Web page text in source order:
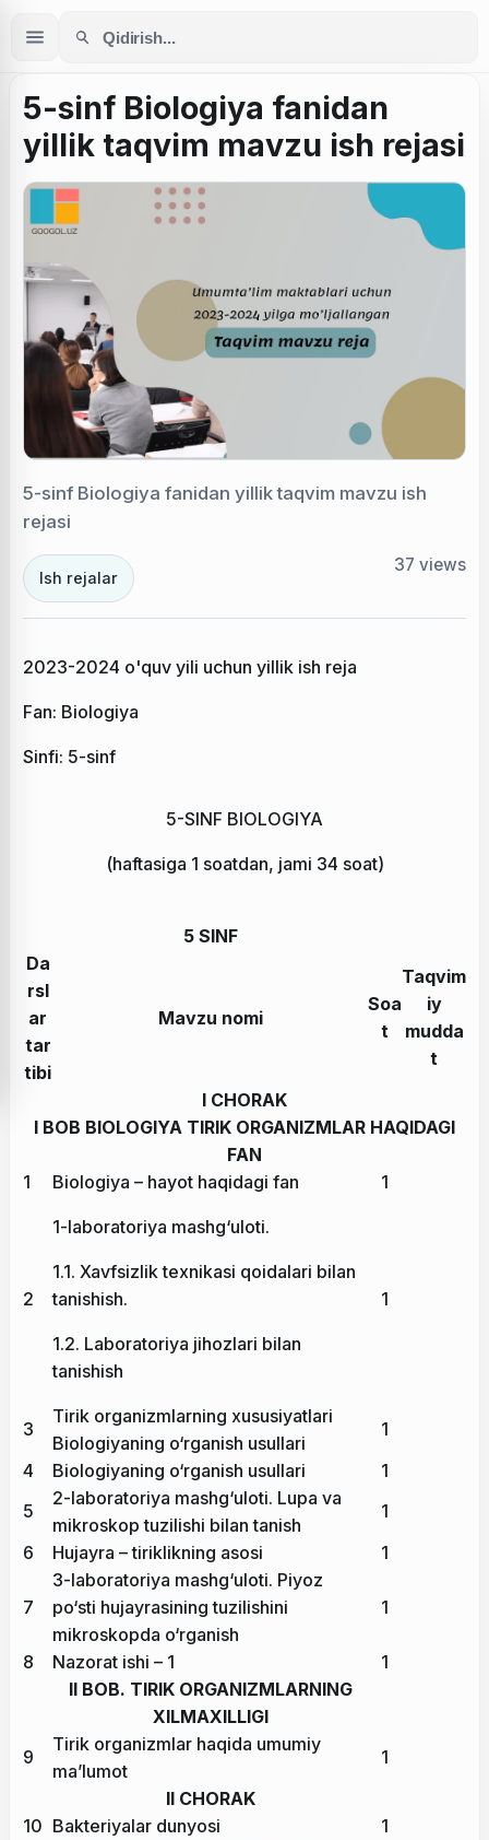
5-sinf Biologiya fanidan
yillik taqvim mavzu ish rejasi
5-sinf Biologiya fanidan yillik taqvim mavzu ish
rejasi
Ish rejalar
37 views
2023-2024 o'quv yili uchun yillik ish reja
Fan: Biologiya
Sinfi: 5-sinf
5-SINF BIOLOGIYA
(haftasiga 1 soatdan, jami 34 soat)
5 SINF
Da
rsl
ar
tar
tibi
Mavzu nomi
Soa
t
Taqvim
iy
mudda
t
I CHORAK
I BOB BIOLOGIYA TIRIK ORGANIZMLAR HAQIDAGI
FAN
1
Biologiya – hayot haqidagi fan 1
2
1-laboratoriya mashg‘uloti.
1.1. Xavfsizlik texnikasi qoidalari bilan
tanishish.
1.2. Laboratoriya jihozlari bilan
tanishish
1
3
Tirik organizmlarning xususiyatlari
Biologiyaning o‘rganish usullari
1
4
Biologiyaning o‘rganish usullari
1
5
2-laboratoriya mashg‘uloti. Lupa va
mikroskop tuzilishi bilan tanish
1
6
Hujayra – tiriklikning asosi 1
7
3-laboratoriya mashg‘uloti. Piyoz
po‘sti hujayrasining tuzilishini
mikroskopda o‘rganish
1
8 Nazorat ishi – 1
1
II BOB. TIRIK ORGANIZMLARNING
XILMAXILLIGI
9
Tirik organizmlar haqida umumiy
ma’lumot
1
II CHORAK
10 Bakteriyalar dunyosi
1